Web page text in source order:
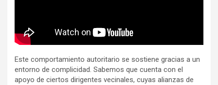
Este comportamiento autoritario se sostiene gracias a un
entorno de complicidad. Sabemos que cuenta con el
apoyo de ciertos dirigentes vecinales, cuyas alianzas de